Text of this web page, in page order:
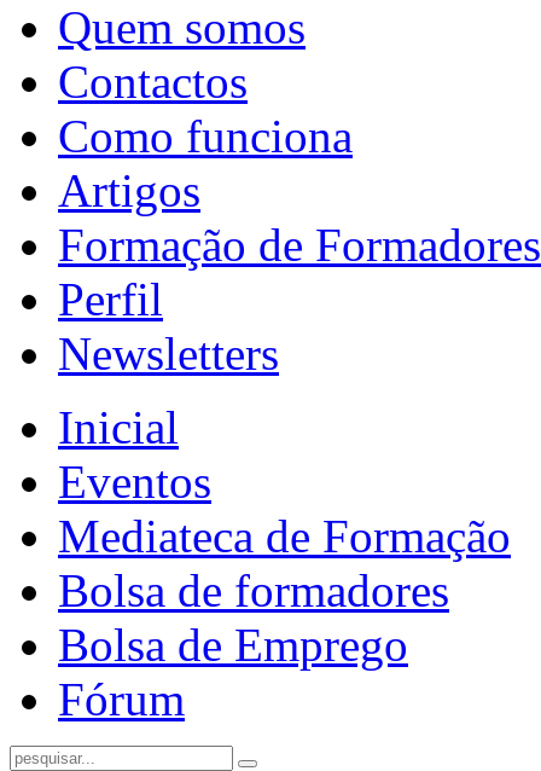
Quem somos
Contactos
Como funciona
Artigos
Formação de Formadores
Perfil
Newsletters
Inicial
Eventos
Mediateca de Formação
Bolsa de formadores
Bolsa de Emprego
Fórum